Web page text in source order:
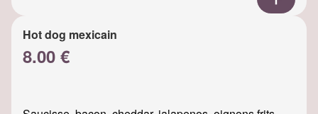
Hot dog mexicain
8.00 €